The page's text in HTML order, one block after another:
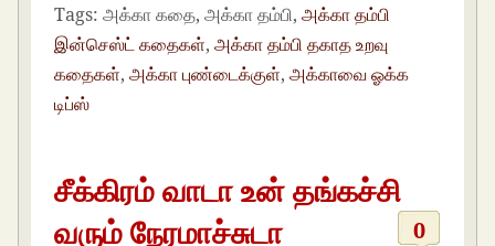
Tags: அக்கா கதை, அக்கா தம்பி,அக்கா தம்பி
இன்செஸ்ட் கதைகள்,அக்கா தம்பி தகாத உறவு
கதைகள்,அக்கா புண்டைக்குள்,அக்காவை ஓக்க
டிப்ஸ்
சீக்கிரம் வாடா உன் தங்கச்சி
வரும் நேரமாச்சுடா
0